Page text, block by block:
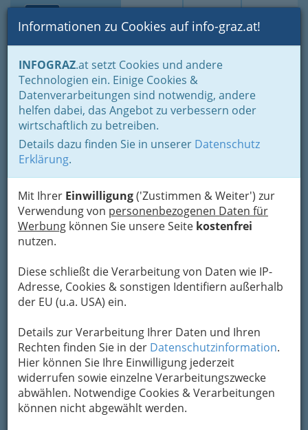
Suche Login Toggle
Informationen zu Cookies auf info-graz.at!
INFOGRAZ.at setzt Cookies und andere
Technologien ein. Einige Cookies &
Datenverarbeitungen sind notwendig, andere
helfen dabei, das Angebot zu verbessern oder
wirtschaftlich zu betreiben.
Details dazu finden Sie in unserer Datenschutz
Erklärung.
Mit Ihrer Einwilligung('Zustimmen & Weiter') zur
Verwendung von personenbezogenen Daten für
Werbung können Sie unsere Seite kostenfrei
nutzen.
Diese schließt die Verarbeitung von Daten wie IP-
Adresse, Cookies & sonstigen Identifiern außerhalb
der EU (u.a. USA) ein.
Details zur Verarbeitung Ihrer Daten und Ihren
Rechten finden Sie in der Datenschutzinformation.
Hier können Sie Ihre Einwilligung jederzeit
widerrufen sowie einzelne Verarbeitungszwecke
abwählen. Notwendige Cookies & Verarbeitungen
können nicht abgewählt werden.
Home Branchen Auto - KFZ Autowäsche
Dieter Ploj
Weblinger Straße 41, 8054 Graz
+43 316 281 755
Karte
Adresse mit Google Maps anschauen